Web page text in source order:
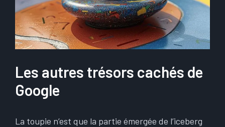
Les autres trésors cachés de
Google
La toupie n’est que la partie émergée de l’iceberg